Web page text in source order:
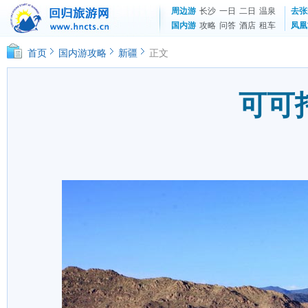
周边游 长沙 一日 二日 温泉
去
国内游 攻略 问答 酒店 租车 凤
首页 国内游攻略 新疆 正文
可可